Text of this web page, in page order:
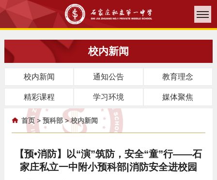
校内新闻
校内新闻 通知公告 教育理念
精彩课程 学习环境 媒体聚焦
首页> 预科部>校内新闻
【预•消防】以“演”筑防，安全“童”行——石
家庄私立一中附小预科部|消防安全进校园